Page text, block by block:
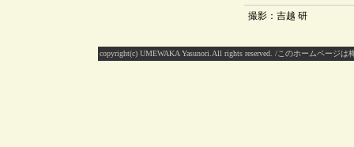
撮影：吉越 研
copyright(c) UMEWAKA Yasunori.All rights reserved. /このホームページ